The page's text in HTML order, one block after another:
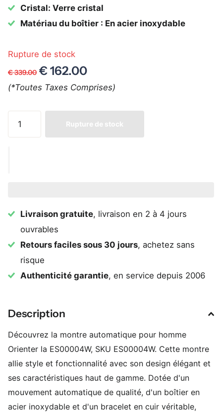
Cristal: Verre cristal
Matériau du boîtier : En acier inoxydable
Rupture de stock
€ 339.00 € 162.00
(*Toutes Taxes Comprises)
Rupture de stock
Livraison gratuite, livraison en 2 à 4 jours
ouvrables
Retours faciles sous 30 jours, achetez sans
risque
Authenticité garantie, en service depuis 2006
Description
Découvrez la montre automatique pour homme
Orienter la ES00004W, SKU ES00004W. Cette montre
allie style et fonctionnalité avec son design élégant et
ses caractéristiques haut de gamme. Dotée d'un
mouvement automatique de qualité, d'un boîtier en
acier inoxydable et d'un bracelet en cuir véritable,